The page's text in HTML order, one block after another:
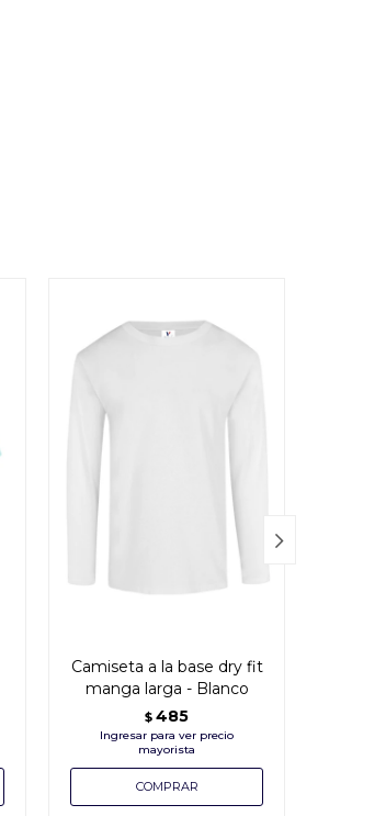
Camiseta a la base dry fit
manga larga - Blanco
$ 485
